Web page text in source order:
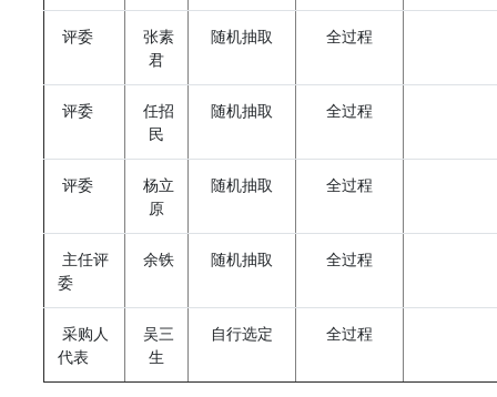
评委
张素
君
随机抽取 全过程
评委
任招
民
随机抽取 全过程
评委
杨立
原
随机抽取 全过程
主任评
委
余铁 随机抽取 全过程
采购人
代表
吴三
生
自行选定 全过程